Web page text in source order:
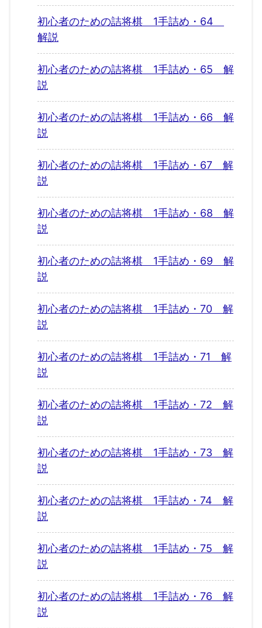
初心者のための詰将棋 1手詰め・64
解説
初心者のための詰将棋 1手詰め・65 解
説
初心者のための詰将棋 1手詰め・66 解
説
初心者のための詰将棋 1手詰め・67 解
説
初心者のための詰将棋 1手詰め・68 解
説
初心者のための詰将棋 1手詰め・69 解
説
初心者のための詰将棋 1手詰め・70 解
説
初心者のための詰将棋 1手詰め・71 解
説
初心者のための詰将棋 1手詰め・72 解
説
初心者のための詰将棋 1手詰め・73 解
説
初心者のための詰将棋 1手詰め・74 解
説
初心者のための詰将棋 1手詰め・75 解
説
初心者のための詰将棋 1手詰め・76 解
説